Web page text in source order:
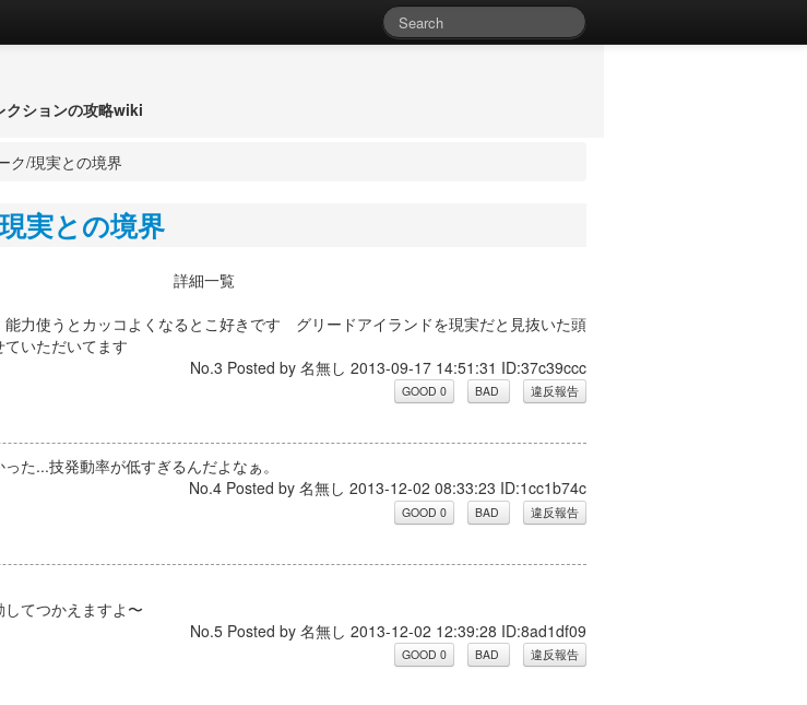
クションの攻略wiki
ク/現実との境界
実との境界
詳細一覧
能力使うとカッコよくなるとこ好きです グリードアイランドを現実だと見抜いた頭
いただいてます
No.3 Posted by 名無し 2013-09-17 14:51:31 ID:37c39ccc
た...技発動率が低すぎるんだよなぁ。
No.4 Posted by 名無し 2013-12-02 08:33:23 ID:1cc1b74c
てつかえますよ〜
No.5 Posted by 名無し 2013-12-02 12:39:28 ID:8ad1df09